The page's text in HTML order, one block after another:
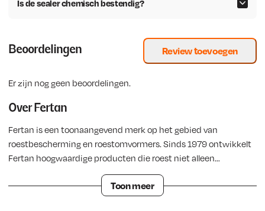
Is de sealer chemisch bestendig?
Beoordelingen Review toevoegen
Er zijn nog geen beoordelingen.
Over Fertan
Fertan is een toonaangevend merk op het gebied van
roestbescherming en roestomvormers. Sinds 1979 ontwikkelt
Fertan hoogwaardige producten die roest niet alleen
behandelen, maar chemisch omzetten en duurzaam stoppen.
Hierdoor ontstaat een sterke beschermlaag die verdere
Toon meer